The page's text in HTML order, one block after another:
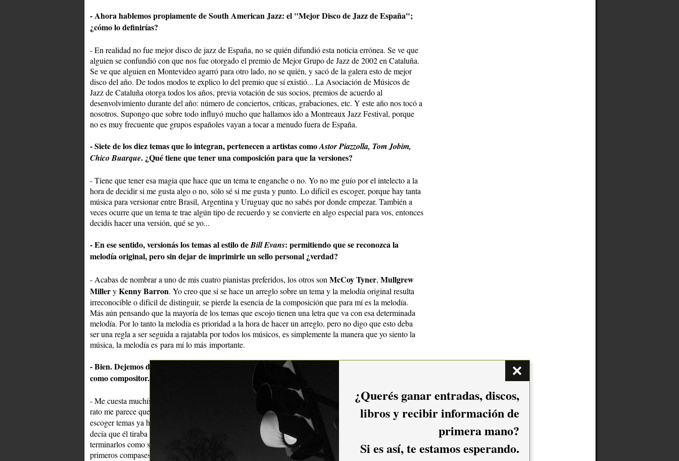
- Ahora hablemos propiamente de South American Jazz: el "Mejor Disco de Jazz de España";
¿cómo lo definirías?
- En realidad no fue mejor disco de jazz de España, no se quién difundió esta noticia errónea. Se ve que
alguien se confundió con que nos fue otorgado el premio de Mejor Grupo de Jazz de 2002 en Cataluña.
Se ve que alguien en Montevideo agarró para otro lado, no se quién, y sacó de la galera esto de mejor
disco del año. De todos modos te explico lo del premio que sí existió... La Asociación de Músicos de
Jazz de Cataluña otorga todos los años, previa votación de sus socios, premios de acuerdo al
desenvolvimiento durante del año: número de conciertos, críticas, grabaciones, etc. Y este año nos tocó a
nosotros. Supongo que sobre todo influyó mucho que hallamos ido a Montreaux Jazz Festival, porque
no es muy frecuente que grupos españoles vayan a tocar a menudo fuera de España.
- Siete de los diez temas que lo integran, pertenecen a artistas comoAstor Piazzolla, Tom Jobim,
Chico Buarque. ¿Qué tiene que tener una composición para que la versiones?
- Tiene que tener esa magia que hace que un tema te enganche o no. Yo no me guío por el intelecto a la
hora de decidir si me gusta algo o no, sólo sé si me gusta y punto. Lo difícil es escoger, porque hay tanta
música para versionar entre Brasil, Argentina y Uruguay que no sabés por donde empezar. También a
veces ocurre que un tema te trae algún tipo de recuerdo y se convierte en algo especial para vos, entonces
decidís hacer una versión, qué se yo...
- En ese sentido, versionás los temas al estilo deBill Evans: permitiendo que se reconozca la
melodía original, pero sin dejar de imprimirle un sello personal ¿verdad?
- Acabas de nombrar a uno de mis cuatro pianistas preferidos, los otros sonMcCoy Tyner, Mullgrew
MilleryKenny Barron. Yo creo que si se hace un arreglo sobre un tema y la melodía original resulta
irreconocible o difícil de distinguir, se pierde la esencia de la composición que para mí es la melodía.
Más aún pensando que la mayoría de los temas que escojo tienen una letra que va con esa determinada
melodía. Por lo tanto la melodía es prioridad a la hora de hacer un arreglo, pero no digo que esto deba
ser una regla a ser seguida a rajatabla por todos los músicos, es simplemente la manera que yo siento la
música, la melodía es para mí lo más importante.
- Bien. Dejemos de lado las versiones y hablemos de los temas que son de tu autoría, de tu faceta
como compositor...
- Me cuesta muchísimo componer música, siempre empiezo por una idea que me gusta y al cabo de un
rato me parece que me suena a algo que ya he escuchado antes y lo tiro a la basura. Me resulta más fácil
escoger temas ya hechos y adaptarlos para trío o cuarteto. Es una barrera que tengo que superar.
decía que él tiraba muchos
a la papelera, hasta que un día decidió no tirarlos más y
terminarlos como sea; algunos temas jamás los dio a conocer... ¿Te das cuenta si tiraba a la papelera los
primeros compases de "Garota de Ipanema"? Qué desastre...
¿Querés ganar entradas, discos,
libros y recibir información de
primera mano?
Si es así, te estamos esperando.